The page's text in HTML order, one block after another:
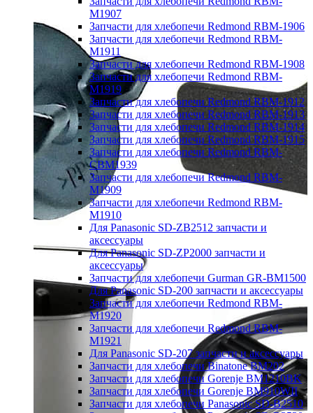
M1907
Запчасти для хлебопечи Redmond RBM-1906
Запчасти для хлебопечи Redmond RBM-
M1911
Запчасти для хлебопечи Redmond RBM-1908
Запчасти для хлебопечи Redmond RBM-
M1919
Запчасти для хлебопечи Redmond RBM-1912
Запчасти для хлебопечи Redmond RBM-1913
Запчасти для хлебопечи Redmond RBM-1914
Запчасти для хлебопечи Redmond RBM-1915
Запчасти для хлебопечи Redmond RBM-
CBM1939
Запчасти для хлебопечи Redmond RBM-
M1909
Запчасти для хлебопечи Redmond RBM-
M1910
Для Panasonic SD-ZB2512 запчасти и
аксессуары
Для Panasonic SD-ZP2000 запчасти и
аксессуары
Запчасти для хлебопечи Gurman GR-BM1500
Для Panasonic SD-200 запчасти и аксессуары
Запчасти для хлебопечи Redmond RBM-
M1920
Запчасти для хлебопечи Redmond RBM-
M1921
Для Panasonic SD-207 запчасти и аксессуары
Запчасти для хлебопечи Binatone BM202
Запчасти для хлебопечи Gorenje BM1210BK
Запчасти для хлебопечи Gorenje BM910WII
Запчасти для хлебопечи Panasonic SD-B2510